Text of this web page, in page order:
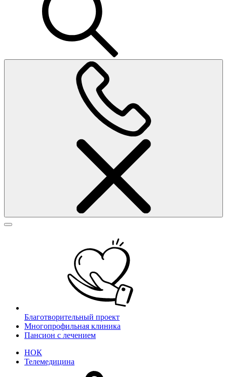
Благотворительный проект
Многопрофильная клиника
Пансион с лечением
НОК
Телемедицина